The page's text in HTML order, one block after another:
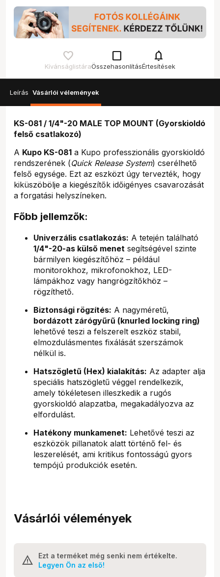
Kívánságlistára
check_box_outline_blank
Összehasonlítás
notifications
Értesítések
Leírás Vásárlói vélemények
KS-081 / 1/4"-20 MALE TOP MOUNT (Gyorskioldó
felső csatlakozó)
A Kupo KS-081 a Kupo professzionális gyorskioldó
rendszerének (Quick Release System) cserélhető
felső egysége. Ezt az eszközt úgy tervezték, hogy
kiküszöbölje a kiegészítők időigényes csavarozását
a forgatási helyszíneken.
Főbb jellemzők:
Univerzális csatlakozás: A tetején található
1/4"-20-as külső menet segítségével szinte
bármilyen kiegészítőhöz – például
monitorokhoz, mikrofonokhoz, LED-
lámpákhoz vagy hangrögzítőkhöz –
rögzíthető.
Biztonsági rögzítés: A nagyméretű,
bordázott zárógyűrű (knurled locking ring)
lehetővé teszi a felszerelt eszköz stabil,
elmozdulásmentes fixálását szerszámok
nélkül is.
Hatszögletű (Hex) kialakítás: Az adapter alja
speciális hatszögletű véggel rendelkezik,
amely tökéletesen illeszkedik a rugós
gyorskioldó alapzatba, megakadályozva az
elfordulást.
Hatékony munkamenet: Lehetővé teszi az
eszközök pillanatok alatt történő fel- és
leszerelését, ami kritikus fontosságú gyors
tempójú produkciók esetén.
Vásárlói vélemények
Ezt a terméket még senki nem értékelte.
Legyen Ön az első!